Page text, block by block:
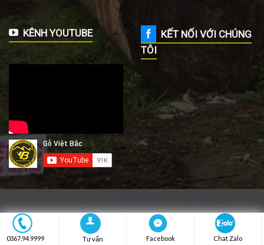
KÊNH YOUTUBE
KẾT NỐI VỚI CHÚNG
TÔI
0367.94.9999 Tư vấn Facebook Chat Zalo
THIẾT KẾ WEB TẠI VĨNH PHÚC2026 © vpseo.vn